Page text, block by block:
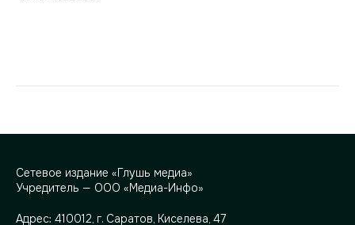
Сетевое издание «Глушь медиа»
Учредитель — ООО «Медиа-Инфо»
Адрес: 410012, г. Саратов, Киселева, 47